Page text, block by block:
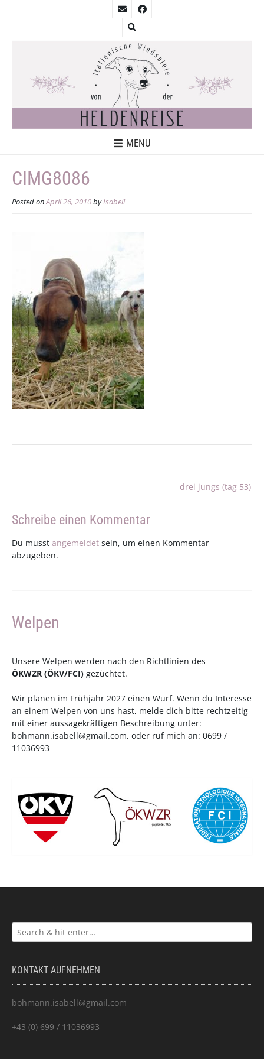
MENU
CIMG8086
Posted onApril 26, 2010byIsabell
drei jungs (tag 53)
Schreibe einen Kommentar
Du musst angemeldet sein, um einen Kommentar
abzugeben.
Welpen
Unsere Welpen werden nach den Richtlinien des
ÖKWZR (ÖKV/FCI) gezüchtet.
Wir planen im Frühjahr 2027 einen Wurf. Wenn du Interesse
an einem Welpen von uns hast, melde dich bitte rechtzeitig
mit einer aussagekräftigen Beschreibung unter:
bohmann.isabell@gmail.com, oder ruf mich an: 0699 /
11036993
KONTAKT AUFNEHMEN
bohmann.isabell@gmail.com
+43 (0) 699 / 11036993